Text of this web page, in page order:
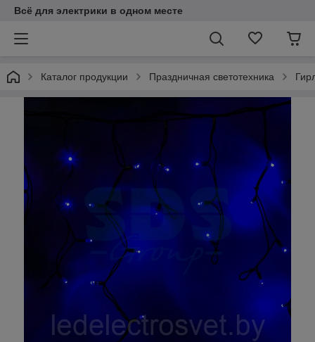
Всё для электрики в одном месте
Каталог продукции Праздничная светотехника